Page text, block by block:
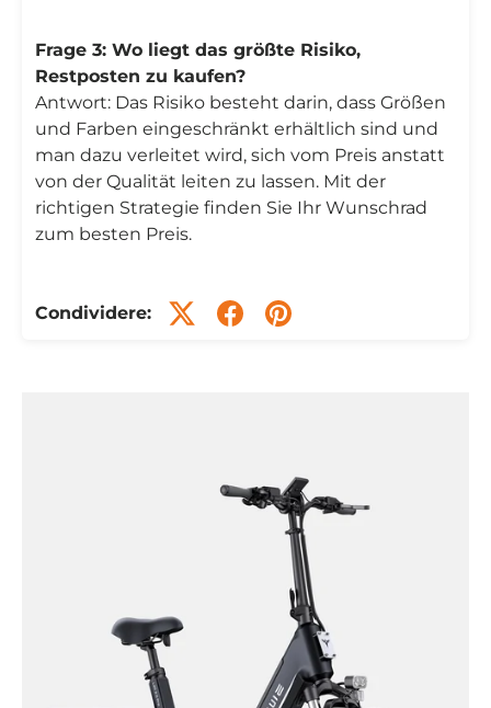
Frage 3: Wo liegt das größte Risiko,
Restposten zu kaufen?
Antwort: Das Risiko besteht darin, dass Größen
und Farben eingeschränkt erhältlich sind und
man dazu verleitet wird, sich vom Preis anstatt
von der Qualität leiten zu lassen. Mit der
richtigen Strategie finden Sie Ihr Wunschrad
zum besten Preis.
Condividere: